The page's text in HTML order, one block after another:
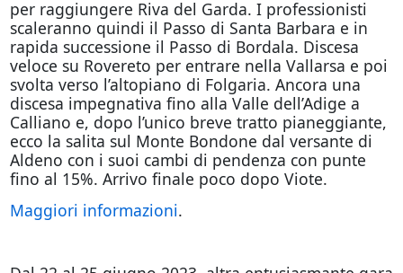
per raggiungere Riva del Garda. I professionisti
scaleranno quindi il Passo di Santa Barbara e in
rapida successione il Passo di Bordala. Discesa
veloce su Rovereto per entrare nella Vallarsa e poi
svolta verso l’altopiano di Folgaria. Ancora una
discesa impegnativa fino alla Valle dell’Adige a
Calliano e, dopo l’unico breve tratto pianeggiante,
ecco la salita sul Monte Bondone dal versante di
Aldeno con i suoi cambi di pendenza con punte
fino al 15%. Arrivo finale poco dopo Viote.
Maggiori informazioni.